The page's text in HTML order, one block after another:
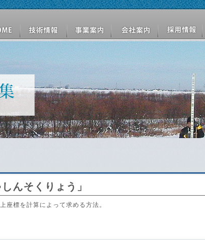
んそくりょう」
座標を計算によって求める方法。